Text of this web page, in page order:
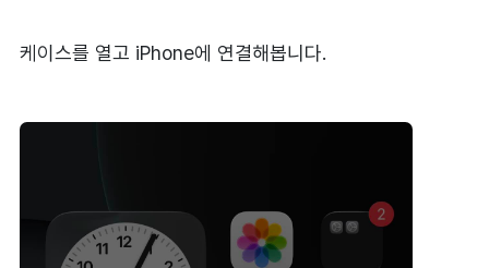
케이스를 열고 iPhone에 연결해봅니다.